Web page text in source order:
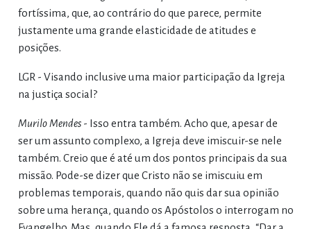
fortíssima, que, ao contrário do que parece, permite
justamente uma grande elasticidade de atitudes e
posições.
LGR - Visando inclusive uma maior participação da Igreja
na justiça social?
Murilo Mendes- Isso entra também. Acho que, apesar de
ser um assunto complexo, a Igreja deve imiscuir-se nele
também. Creio que é até um dos pontos principais da sua
missão. Pode-se dizer que Cristo não se imiscuiu em
problemas temporais, quando não quis dar sua opinião
sobre uma herança, quando os Apóstolos o interrogam no